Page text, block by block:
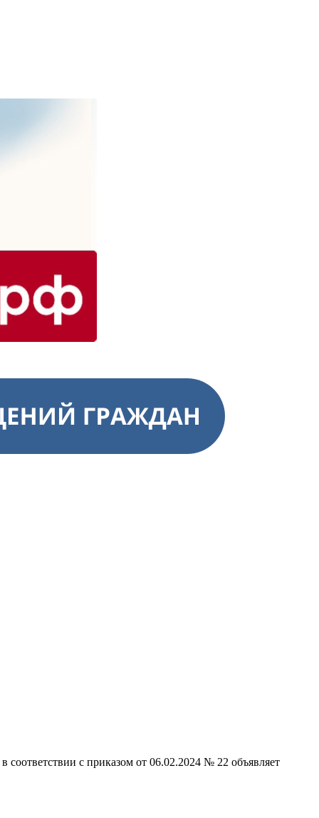
с приказом от 06.02.2024 № 22 объявляет